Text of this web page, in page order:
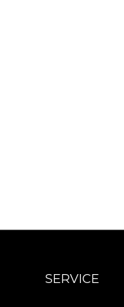
SERVICE